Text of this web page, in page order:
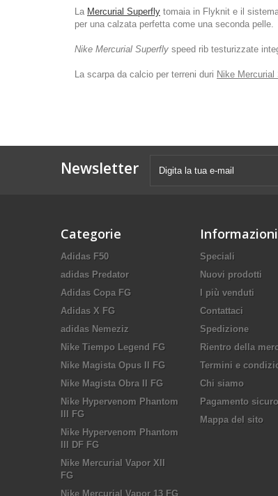
La Mercurial Superfly tomaia in Flyknit e il
per una calzata perfetta come una seconda pelle.
Nike Mercurial Superfly speed rib testurizzate
La scarpa da calcio per terreni duri Nike
Newsletter
Categorie
Adidas F50
adidas Predator
Adidas Copa FG
Adidas X FG
adidas Nemeziz
Nike Tiempo Legend FG
Nike Magista Opus II FG
Nike Magista Obra II FG
Nike Hypervenom Phantom
III FG
Nike Hypervenom Phantom
III DF FG
Nike Mercurial Vapor XII
FG
Nike Mercurial Vapor 13 FG
Informazioni
Speciali
Nuovi prodotti
I più venduti
Contattaci
Spedizione
Rientro della
Termini e
Chi siamo
Pagamento sicuro
Mappa del sito